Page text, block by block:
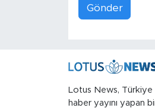
Gönder
Lotus News, Türkiye
haber yayını yapan